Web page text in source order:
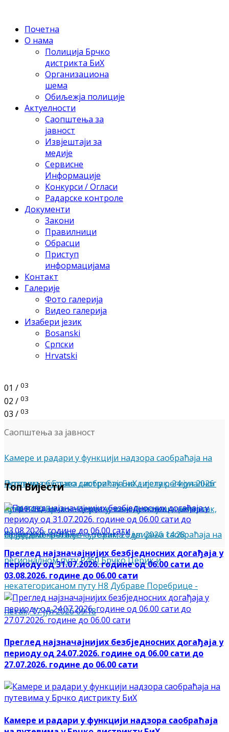
Почетна
О нама
Полиција Брчко
дистрикта БиХ
Организациона
шема
Обиљежја полиције
Актуелности
Саопштења за
јавност
Извјештаји за
медије
Сервисне
Информације
Конкурси / Огласи
Радарске контроле
Документи
Закони
Правилници
Обрасци
Приступ
информацијама
Контакт
Галерије
Фото галерија
Видео галерија
Изабери језик
Bosanski
Српски
Hrvatski
01 / 03
02 / 03
03 / 03
Саопштења за јавност
Камере и радари у функцији надзора саобраћаја на
путевима у Брчко дистрикту БиХ-петак, 24 јул 2026
12:46
Потпуна обустава саобраћаја на дијелу регионалног
пута Р460 Брчко - Церик у зони Липовац-четвртак,
23 јул 2026 14:01
Апел возачима на опрезну вожњу и пјешацима на
безбједно кретање-уторак, 21 јул 2026 14:28
Привремена измјена режима одвијања саобраћаја на
регионалном путу Р460 Брчко Церик и
некатегорисаном путу Н8 Дубраве Поребрице -
петак, 17 јул 2026 09:18
Топ Вијести
Преглед најзначајнијих безбједносних догађаја у
периоду од 31.07.2026. године од 06.00 сати до
03.08.2026. године до 06.00 сати
Преглед најзначајнијих безбједносних догађаја у
периоду од 24.07.2026. године од 06.00 сати до
27.07.2026. године до 06.00 сати
Камере и радари у функцији надзора саобраћаја